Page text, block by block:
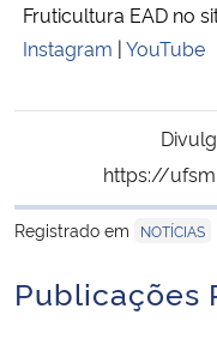
Fruticultura EAD no
Instagram |YouTube
https://
Registrado em
NOTÍCIAS
Publicações